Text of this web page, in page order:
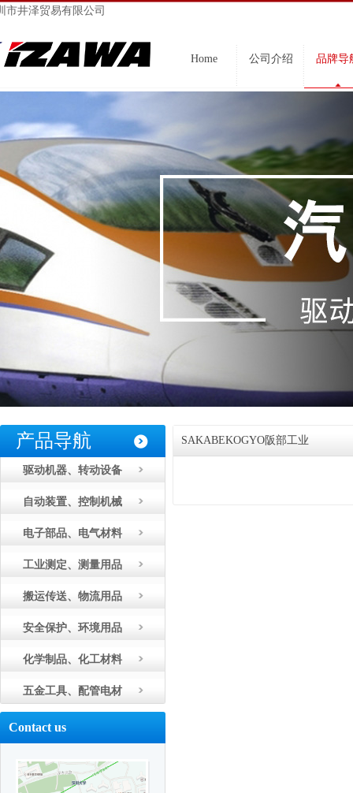
市井泽贸易有限公司
Home 公司介绍 品牌导
产品导航
驱动机器、转动设备
自动装置、控制机械
电子部品、电气材料
工业测定、测量用品
搬运传送、物流用品
安全保护、环境用品
化学制品、化工材料
五金工具、配管电材
Contact us
SAKABEKOGYO阪部工业